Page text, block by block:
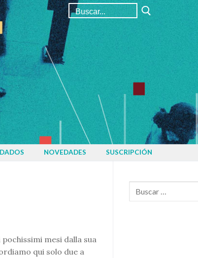
Buscar:
NOVEDADES SUSCRIPCIÓN
mesi dalla sua
qui solo due a
Buscar: